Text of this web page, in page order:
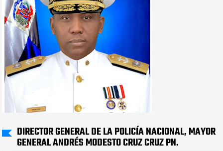
DIRECTOR GENERAL DE LA POLICÍA NACIONAL, MAYOR
GENERAL ANDRÉS MODESTO CRUZ CRUZ PN.